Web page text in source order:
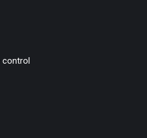
control